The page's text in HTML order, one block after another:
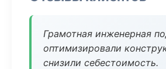
Грамотная инженерная
оптимизировали
снизили себестоимость.